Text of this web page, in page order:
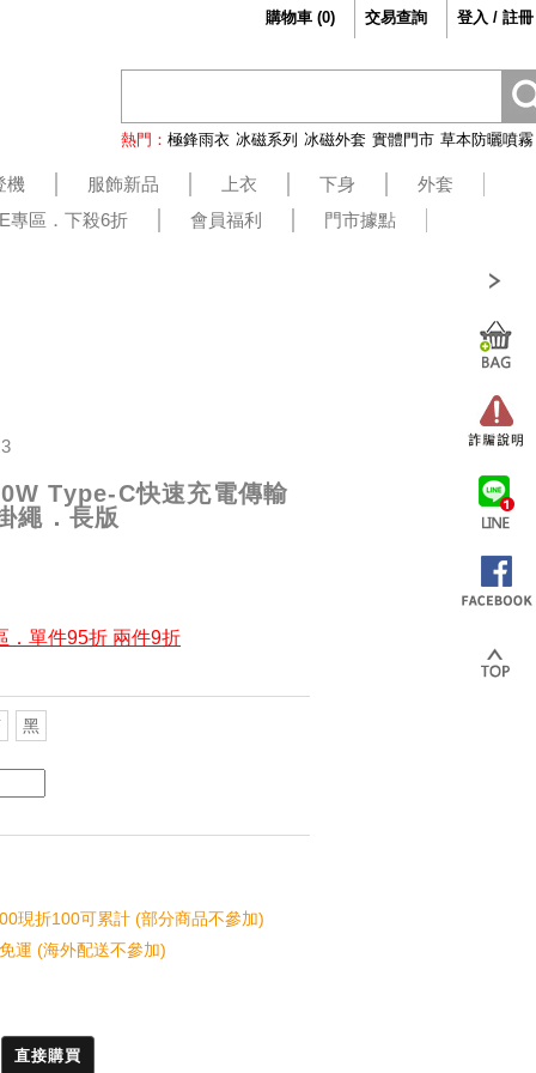
熱門： 極鋒雨衣 冰磁系列 冰磁外套 實體門市 草本防曬噴霧
機 服飾新品 上衣 下身
外套
專區．下殺6折 會員福利
門市據點
購物車 (0) 交易查詢 登入 / 註冊
Type-C快速充電傳輸
繩．長版
．單件95折 兩件9折
黑
現折100可累計 (部分商品不參加)
運 (海外配送不參加)
直接購買